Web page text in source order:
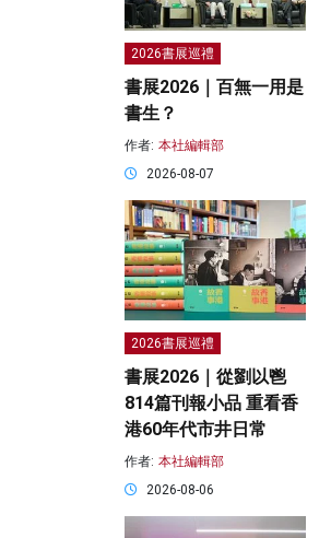
2026書展巡禮
書展2026｜百無一用是
書生？
作者: 本社編輯部
2026-08-07
2026書展巡禮
書展2026｜從劉以鬯
814篇刊報小品 重看香
港60年代市井日常
作者: 本社編輯部
2026-08-06